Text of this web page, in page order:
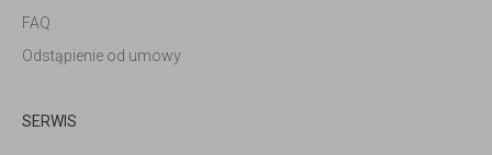
FAQ
Odstąpienie od umowy
SERWIS